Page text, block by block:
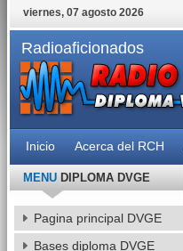
viernes, 07 agosto 2026
Radioaficionados
Inicio Acerca del RCH
MENUDIPLOMA DVGE
Pagina principal DVGE
Bases diploma DVGE